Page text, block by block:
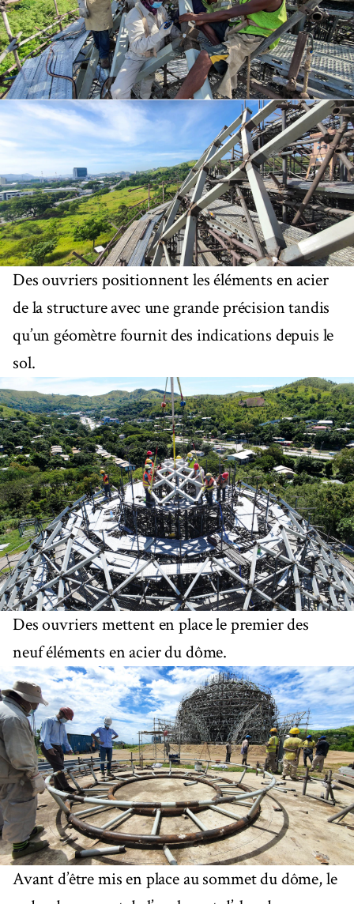
Des ouvriers positionnent les éléments en acier
de la structure avec une grande précision tandis
qu’un géomètre fournit des indications depuis le
sol.
Des ouvriers mettent en place le premier des
neuf éléments en acier du dôme.
Avant d’être mis en place au sommet du dôme, le